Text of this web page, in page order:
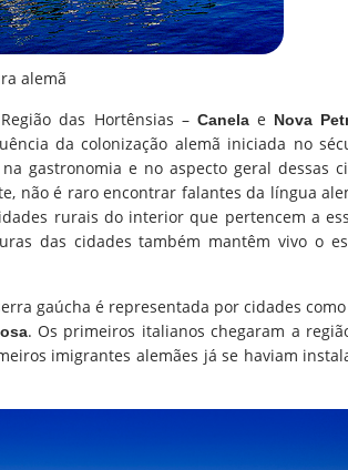
alemã
das Hortênsias – Canelae Nova
da colonização alemã iniciada no
gastronomia e no aspecto geral dessas
não é raro encontrar falantes da língua
rurais do interior que pertencem a
das cidades também mantêm vivo o
gaúcha é representada por cidades como
. Os primeiros italianos chegaram a
imigrantes alemães já se haviam